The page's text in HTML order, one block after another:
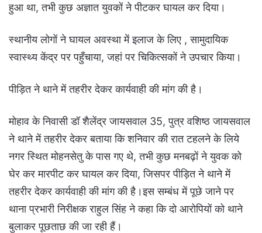
हुआ था, तभी कुछ अज्ञात युवकों ने पीटकर घायल कर दिया।
स्थानीय लोगों ने घायल अवस्था में इलाज के लिए , सामुदायिक
स्वास्थ्य केंद्र पर पहुँचाया, जहां पर चिकित्सकों ने उपचार किया।
पीड़ित ने थाने में तहरीर देकर कार्यवाही की मांग की है।
मोहाव के निवासी डॉ शैलेंद्र जायसवाल 35, पुत्र वशिष्ठ जायसवाल
ने थाने में तहरीर देकर बताया कि शनिवार की रात टहलने के लिये
नगर स्थित मोहनसेतु के पास गए थे, तभी कुछ मनबढ़ों ने युवक को
घेर कर मारपीट कर घायल कर दिया, जिसपर पीड़ित ने थाने में
तहरीर देकर कार्यवाही की मांग की है।इस सम्बंध में पूछे जाने पर
थाना प्रभारी निरीक्षक राहुल सिंह ने कहा कि दो आरोपियों को थाने
बुलाकर पूछताछ की जा रही हैं।